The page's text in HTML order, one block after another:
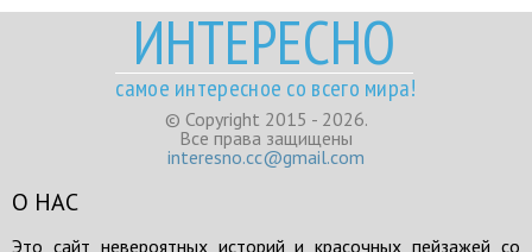
ИНТЕРЕСНО
самое интересное со всего мира!
© Copyright 2015 - 2026.
Все права защищены
interesno.cc@gmail.com
О НАС
Это сайт невероятных историй и красочных пейзажей со